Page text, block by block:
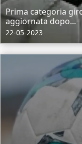
Prima categoria
aggiornata dopo...
22-05-2023